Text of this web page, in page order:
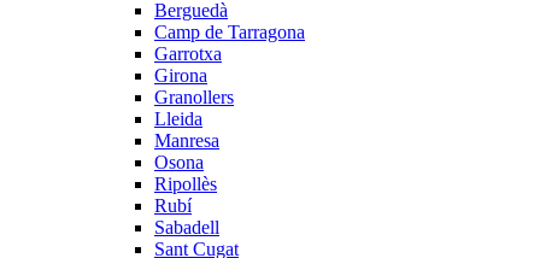
Berguedà
Camp de Tarragona
Garrotxa
Girona
Granollers
Lleida
Manresa
Osona
Ripollès
Rubí
Sabadell
Sant Cugat